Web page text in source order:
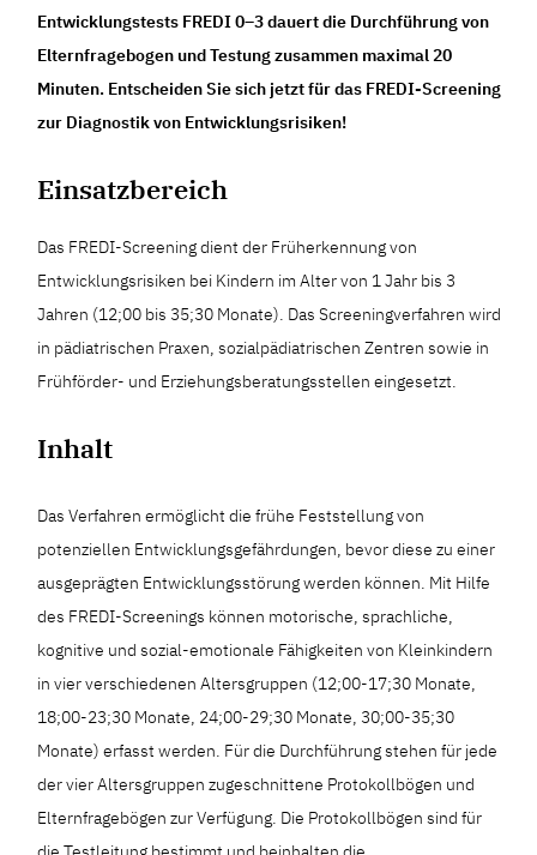
Entwicklungstests FREDI 0–3 dauert die Durchführung von
Elternfragebogen und Testung zusammen maximal 20
Minuten. Entscheiden Sie sich jetzt für das FREDI-Screening
zur Diagnostik von Entwicklungsrisiken!
Einsatzbereich
Das FREDI-Screening dient der Früherkennung von
Entwicklungsrisiken bei Kindern im Alter von 1 Jahr bis 3
Jahren (12;00 bis 35;30 Monate). Das Screeningverfahren wird
in pädiatrischen Praxen, sozialpädiatrischen Zentren sowie in
Frühförder- und Erziehungsberatungsstellen eingesetzt.
Inhalt
Das Verfahren ermöglicht die frühe Feststellung von
potenziellen Entwicklungsgefährdungen, bevor diese zu einer
ausgeprägten Entwicklungsstörung werden können. Mit Hilfe
des FREDI-Screenings können motorische, sprachliche,
kognitive und sozial-emotionale Fähigkeiten von Kleinkindern
in vier verschiedenen Altersgruppen (12;00-17;30 Monate,
18;00-23;30 Monate, 24;00-29;30 Monate, 30;00-35;30
Monate) erfasst werden. Für die Durchführung stehen für jede
der vier Altersgruppen zugeschnittene Protokollbögen und
Elternfragebögen zur Verfügung. Die Protokollbögen sind für